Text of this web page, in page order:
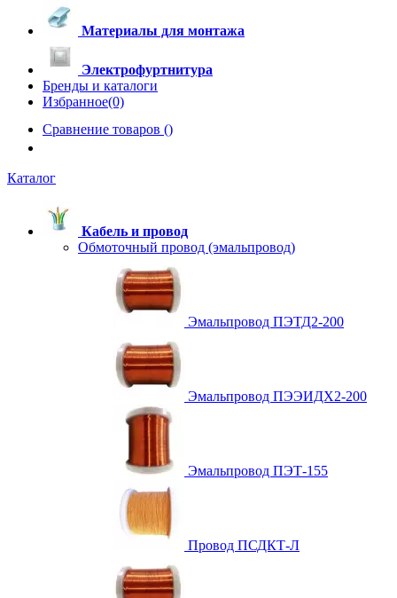
Материалы для монтажа
Электрофуртнитура
Бренды и каталоги
Избранное(0)
Сравнение товаров ()
Каталог
Кабель и провод
Обмоточный провод (эмальпровод)
Эмальпровод ПЭТД2-200
Эмальпровод ПЭЭИДХ2-200
Эмальпровод ПЭТ-155
Провод ПСДКТ-Л